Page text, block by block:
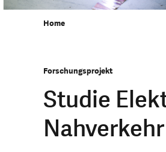
Home
Forschungsprojekt
Studie